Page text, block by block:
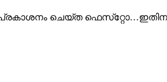
ചെയ്ത